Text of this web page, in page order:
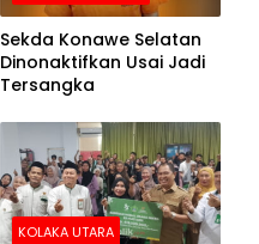
Sekda Konawe Selatan
Dinonaktifkan Usai Jadi
Tersangka
KOLAKA UTARA